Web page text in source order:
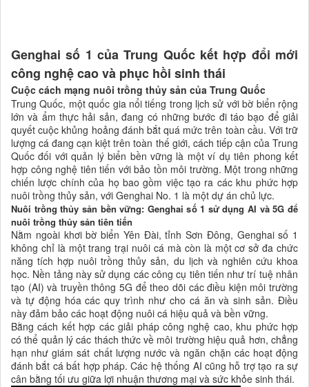
Genghai số 1 của Trung Quốc kết hợp đổi mới
công nghệ cao và phục hồi sinh thái
Cuộc cách mạng nuôi trồng thủy sản của Trung Quốc
Trung Quốc, một quốc gia nổi tiếng trong lịch sử với bờ biển rộng
lớn và ẩm thực hải sản, đang có những bước đi táo bạo để giải
quyết cuộc khủng hoảng đánh bắt quá mức trên toàn cầu. Với trữ
lượng cá đang cạn kiệt trên toàn thế giới, cách tiếp cận của Trung
Quốc đối với quản lý biển bền vững là một ví dụ tiên phong kết
hợp công nghệ tiên tiến với bảo tồn môi trường. Một trong những
chiến lược chính của họ bao gồm việc tạo ra các khu phức hợp
nuôi trồng thủy sản, với Genghai No. 1 là một dự án chủ lực.
Nuôi trồng thủy sản bền vững: Genghai số 1 sử dụng AI và 5G để
nuôi trồng thủy sản tiên tiến
Nằm ngoài khơi bờ biển Yên Đài, tỉnh Sơn Đông, Genghai số 1
không chỉ là một trang trại nuôi cá mà còn là một cơ sở đa chức
năng tích hợp nuôi trồng thủy sản, du lịch và nghiên cứu khoa
học. Nền tảng này sử dụng các công cụ tiên tiến như trí tuệ nhân
tạo (AI) và truyền thông 5G để theo dõi các điều kiện môi trường
và tự động hóa các quy trình như cho cá ăn và sinh sản. Điều
này đảm bảo các hoạt động nuôi cá hiệu quả và bền vững.
Bằng cách kết hợp các giải pháp công nghệ cao, khu phức hợp
có thể quản lý các thách thức về môi trường hiệu quả hơn, chẳng
hạn như giám sát chất lượng nước và ngăn chặn các hoạt động
đánh bắt cá bất hợp pháp. Các hệ thống AI cũng hỗ trợ tạo ra sự
cân bằng tối ưu giữa lợi nhuận thương mại và sức khỏe sinh thái.